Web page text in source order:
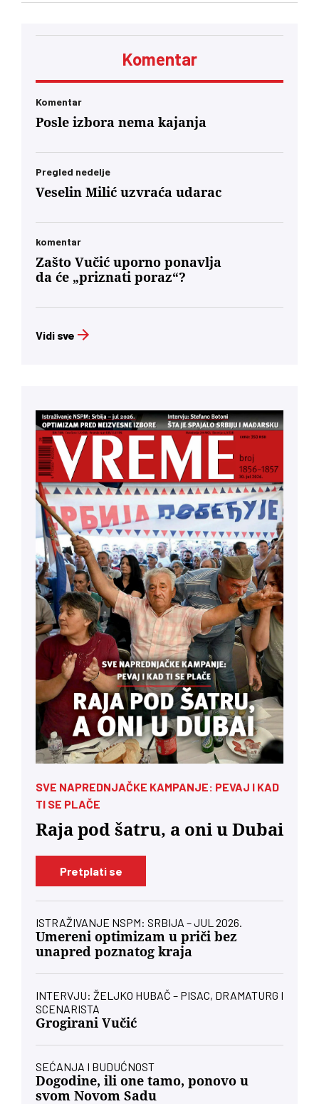
Komentar
Komentar
Posle izbora nema kajanja
Pregled nedelje
Veselin Milić uzvraća udarac
komentar
Zašto Vučić uporno ponavlja
da će „priznati poraz“?
Vidi sve
SVE NAPREDNJAČKE KAMPANJE: PEVAJ I KAD
TI SE PLAČE
Raja pod šatru, a oni u Dubai
Pretplati se
ISTRAŽIVANJE NSPM: SRBIJA – JUL 2026.
Umereni optimizam u priči bez
unapred poznatog kraja
INTERVJU: ŽELJKO HUBAČ – PISAC, DRAMATURG I
SCENARISTA
Grogirani Vučić
SEĆANJA I BUDUĆNOST
Dogodine, ili one tamo, ponovo u
svom Novom Sadu